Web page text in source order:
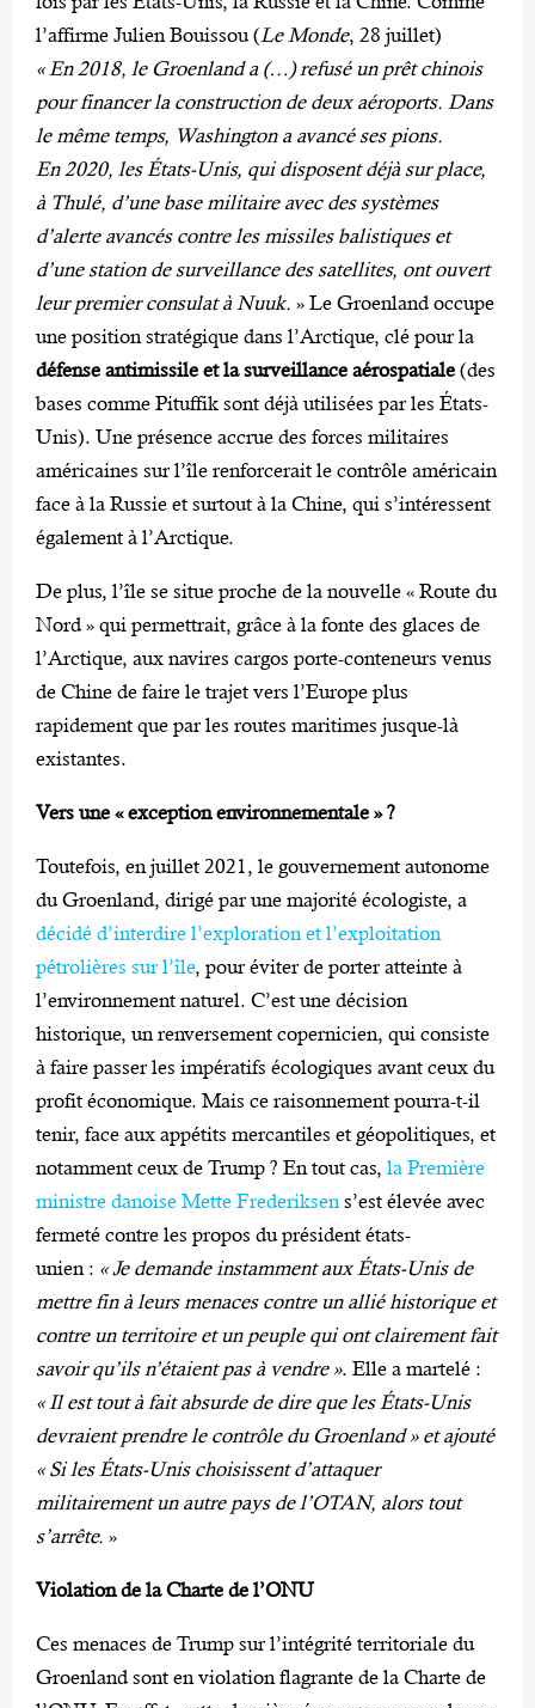
l’affirme Julien Bouissou (Le Monde, 28 juillet)
« En 2018, le Groenland a (…) refusé un prêt chinois
pour financer la construction de deux aéroports. Dans
le même temps, Washington a avancé ses pions.
En 2020, les États-Unis, qui disposent déjà sur place,
à Thulé, d’une base militaire avec des systèmes
d’alerte avancés contre les missiles balistiques et
d’une station de surveillance des satellites, ont ouvert
leur premier consulat à Nuuk. » Le Groenland occupe
une position stratégique dans l’Arctique, clé pour la
défense antimissile et la surveillance aérospatiale (des
bases comme Pituffik sont déjà utilisées par les États-
Unis). Une présence accrue des forces militaires
américaines sur l’île renforcerait le contrôle américain
face à la Russie et surtout à la Chine, qui s’intéressent
également à l’Arctique.
De plus, l’île se situe proche de la nouvelle « Route du
Nord » qui permettrait, grâce à la fonte des glaces de
l’Arctique, aux navires cargos porte-conteneurs venus
de Chine de faire le trajet vers l’Europe plus
rapidement que par les routes maritimes jusque-là
existantes.
Vers une « exception environnementale » ?
Toutefois, en juillet 2021, le gouvernement autonome
du Groenland, dirigé par une majorité écologiste, a
décidé d’interdire l’exploration et l’exploitation
pétrolières sur l’île, pour éviter de porter atteinte à
l’environnement naturel. C’est une décision
historique, un renversement copernicien, qui consiste
à faire passer les impératifs écologiques avant ceux du
profit économique. Mais ce raisonnement pourra-t-il
tenir, face aux appétits mercantiles et géopolitiques, et
notamment ceux de Trump ? En tout cas, la Première
ministre danoise Mette Frederiksens’est élevée avec
fermeté contre les propos du président états-
unien : « Je demande instamment aux États-Unis de
mettre fin à leurs menaces contre un allié historique et
contre un territoire et un peuple qui ont clairement fait
savoir qu’ils n’étaient pas à vendre ». Elle a martelé :
« Il est tout à fait absurde de dire que les États-Unis
devraient prendre le contrôle du Groenland » et ajouté
«Si les États-Unis choisissent d’attaquer
militairement un autre pays de l’OTAN, alors tout
s’arrête. »
Violation de la Charte de l’ONU
Ces menaces de Trump sur l’intégrité territoriale du
Groenland sont en violation flagrante de la Charte de